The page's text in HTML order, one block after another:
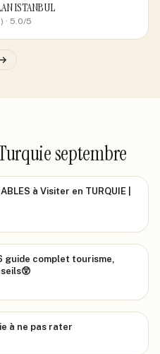
ISTANBUL
· 5.0/5
→
septembre
à Visiter en TURQUIE |
à ne pas rater